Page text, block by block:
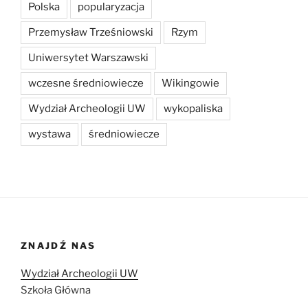
Polska popularyzacja
Przemysław Trześniowski Rzym
Uniwersytet Warszawski
wczesne średniowiecze Wikingowie
Wydział Archeologii UW wykopaliska
wystawa średniowiecze
ZNAJDŹ NAS
Wydział Archeologii UW
Szkoła Główna